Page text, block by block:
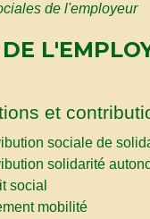
de l'employeur
et
sociale de
solidarité
social
mobilité